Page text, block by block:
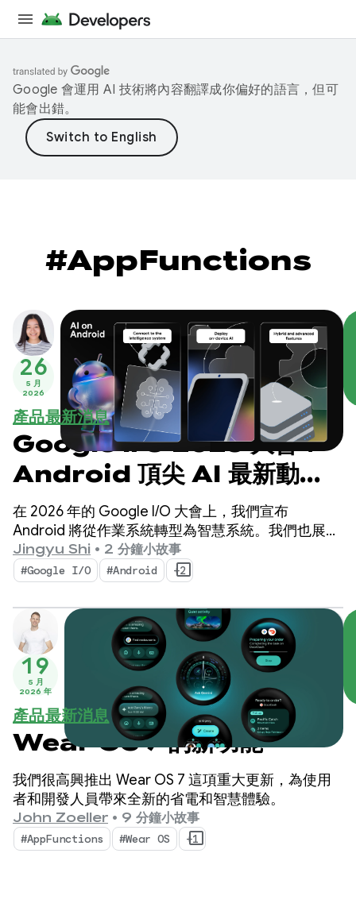
Google 會運用 AI 技術將內容翻譯成你偏好的語言，但可
能會出錯。
#AppFunctions
26
5 月
2026
產品最新消息
Google I/O 2026 大會：
Android 頂尖 AI 最新動
態，打造智慧體驗
在 2026 年的 Google I/O 大會上，我們宣布
Android 將從作業系統轉型為智慧系統。我們也展示
了如何使用系統原生建構智慧體驗，並將 Google AI
的強大功能帶入應用程式。
Jingyu Shi • 2 分鐘小故事
#Google I/O #Android +2
19
5 月
2026 年
產品最新消息
Wear OS 7 的新功能
我們很高興推出 Wear OS 7 這項重大更新，為使用
者和開發人員帶來全新的省電和智慧體驗。
John Zoeller • 9 分鐘小故事
#AppFunctions #Wear OS +1